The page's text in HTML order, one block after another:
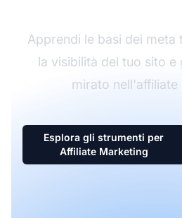
Apprendi le basi dei meta
la visibilità del tuo sito e
mirato nell'affiliate
Esplora gli strumenti per
Affiliate Marketing